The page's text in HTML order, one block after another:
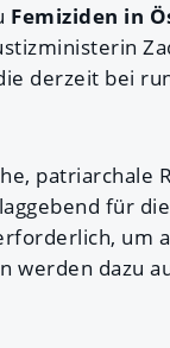
Femiziden in
derzeit bei
patriarchale
für
um
werden dazu